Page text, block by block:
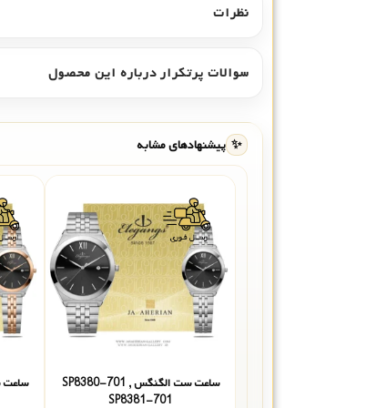
نظرات
سوالات پرتکرار درباره این محصول
✨ پیشنهادهای مشابه
ساعت ست الگنگس SP8380-701 ,
SP8381-701